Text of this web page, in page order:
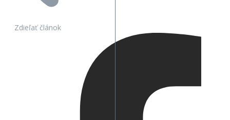
Zdieľať článok